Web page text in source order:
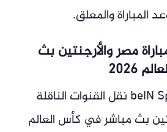
المباراة والمعلق.
مصر والأرجنتين بث
2026
أعلنت شبكة beIN Sports نقل القنوات الناقلة
بث مباشر في كأس العالم